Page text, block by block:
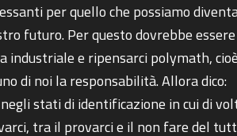
per quello che possiamo
futuro. Per questo dovrebbe essere
industriale e ripensarci polymath, cioè
di noi la responsabilità. Allora dico:
stati di identificazione in cui di
tra il provarci e il non fare del